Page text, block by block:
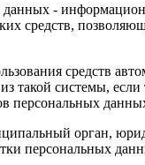
-
средств,
средств
такой системы,
персональных
орган,
персональных